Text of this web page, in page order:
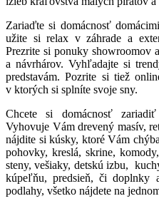
Zariaďte si domácnosť
užite si relax v záhrade a
Prezrite si ponuky showroomov
a návrhárov. Vyhľadajte si
predstavám. Pozrite si tiež
v ktorých si splníte svoje sny.
Chcete si domácnosť
Vyhovuje Vám drevený masív,
nájdite si kúsky, ktoré Vám
pohovky, kreslá, skrine,
steny, vešiaky, detskú izbu,
kúpeľňu, predsieň, či doplnky
podlahy, všetko nájdete na